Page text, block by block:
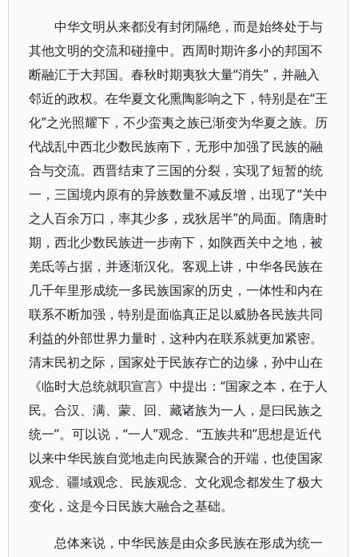
中华文明从来都没有封闭隔绝，而是始终处于与
其他文明的交流和碰撞中。西周时期许多小的邦国不
断融汇于大邦国。春秋时期夷狄大量“消失”，并融入
邻近的政权。在华夏文化熏陶影响之下，特别是在“王
化”之光照耀下，不少蛮夷之族已渐变为华夏之族。历
代战乱中西北少数民族南下，无形中加强了民族的融
合与交流。西晋结束了三国的分裂，实现了短暂的统
一，三国境内原有的异族数量不减反增，出现了“关中
之人百余万口，率其少多，戎狄居半”的局面。隋唐时
期，西北少数民族进一步南下，如陕西关中之地，被
羌氐等占据，并逐渐汉化。客观上讲，中华各民族在
几千年里形成统一多民族国家的历史，一体性和内在
联系不断加强，特别是面临真正足以威胁各民族共同
利益的外部世界力量时，这种内在联系就更加紧密。
清末民初之际，国家处于民族存亡的边缘，孙中山在
《临时大总统就职宣言》中提出：“国家之本，在于人
民。合汉、满、蒙、回、藏诸族为一人，是曰民族之
统一”。可以说，“一人”观念、“五族共和”思想是近代
以来中华民族自觉地走向民族聚合的开端，也使国家
观念、疆域观念、民族观念、文化观念都发生了极大
变化，这是今日民族大融合之基础。
总体来说，中华民族是由众多民族在形成为统一